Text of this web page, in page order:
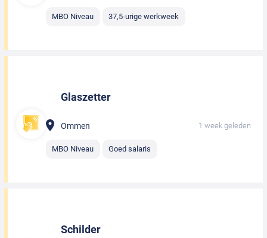
MBO Niveau 37,5-urige werkweek
Glaszetter
Ommen 1 week geleden
MBO Niveau Goed salaris
Schilder